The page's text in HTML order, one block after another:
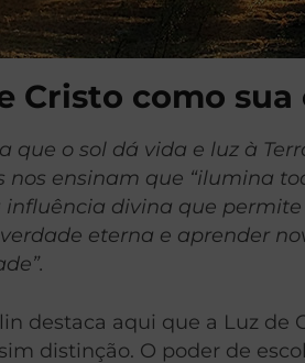
Cristo como
que o sol dá vida e luz à
nos ensinam que “ilumina
influência divina que
eterna e aprender
destaca aqui que a Luz de
distinção. O poder de